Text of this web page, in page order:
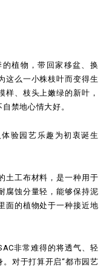
植物，带回家移盆、换
这么一小株枝叶而变得生
样、枝头上嫩绿的新叶，
禁地心情大好。
验园艺乐趣为初衷诞生
土工布材料，是一种用于
腐蚀分量轻，能够保持泥
面的植物处于一种接近地
非常难得的将透气、轻
对于打算开启“都市园艺